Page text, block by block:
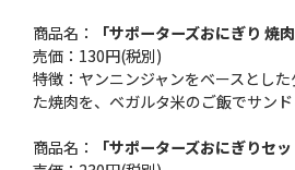
商品名：
「サポーターズおにぎり 焼肉
売価：130円(税別)
特徴：ヤンニンジャンをベースとし
た焼肉を、ベガルタ米のご飯でサンド
商品名：
「サポーターズおにぎりセッ